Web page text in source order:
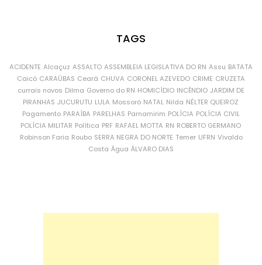
TAGS
ACIDENTE Alcaçuz ASSALTO ASSEMBLEIA LEGISLATIVA DO RN Assu BATATA
Caicó CARAÚBAS Ceará CHUVA CORONEL AZEVEDO CRIME CRUZETA
currais novos Dilma Governo do RN HOMICÍDIO INCÊNDIO JARDIM DE
PIRANHAS JUCURUTU LULA Mossoró NATAL Nilda NÉLTER QUEIROZ
Pagamento PARAÍBA PARELHAS Parnamirim POLÍCIA POLÍCIA CIVIL
POLÍCIA MILITAR Política PRF RAFAEL MOTTA RN ROBERTO GERMANO
Robinson Faria Roubo SERRA NEGRA DO NORTE Temer UFRN Vivaldo
Costa Água ÁLVARO DIAS